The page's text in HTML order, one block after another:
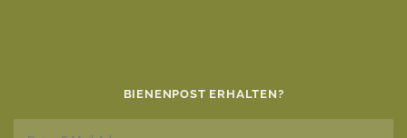
BIENENPOST ERHALTEN?